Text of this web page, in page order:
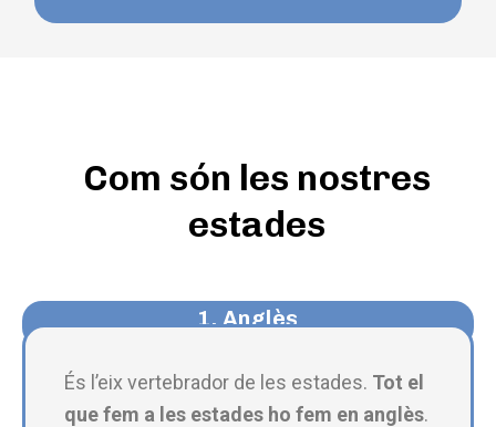
Com són les nostres
estades
1. Anglès
És l’eix vertebrador de les estades. Tot el
que fem a les estades ho fem en anglès.